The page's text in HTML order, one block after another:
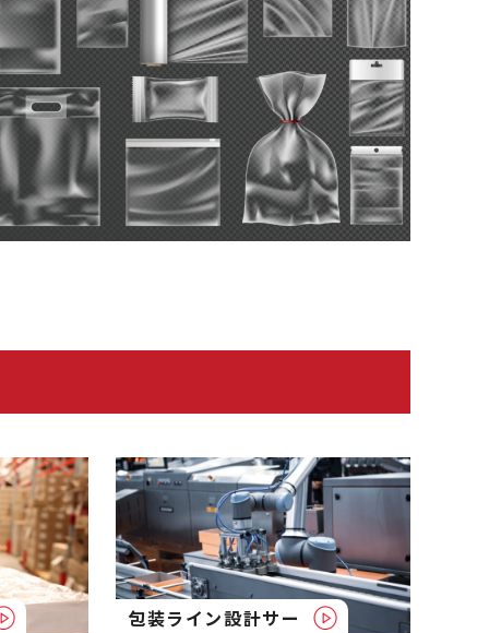
包装ライン設計サー